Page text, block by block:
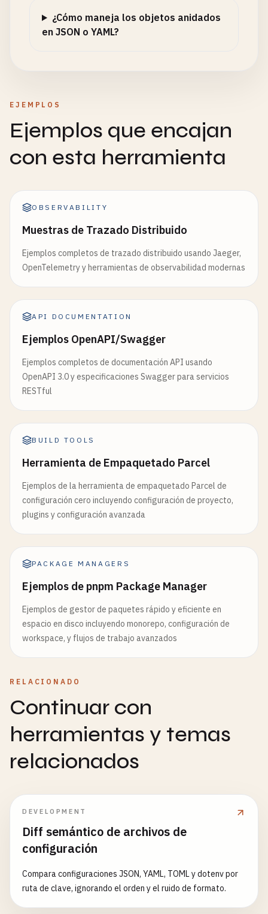
¿Cómo maneja los objetos anidados
en JSON o YAML?
EJEMPLOS
Ejemplos que encajan
con esta herramienta
OBSERVABILITY
Muestras de Trazado Distribuido
Ejemplos completos de trazado distribuido usando Jaeger,
OpenTelemetry y herramientas de observabilidad modernas
API DOCUMENTATION
Ejemplos OpenAPI/Swagger
Ejemplos completos de documentación API usando
OpenAPI 3.0 y especificaciones Swagger para servicios
RESTful
BUILD TOOLS
Herramienta de Empaquetado Parcel
Ejemplos de la herramienta de empaquetado Parcel de
configuración cero incluyendo configuración de proyecto,
plugins y configuración avanzada
PACKAGE MANAGERS
Ejemplos de pnpm Package Manager
Ejemplos de gestor de paquetes rápido y eficiente en
espacio en disco incluyendo monorepo, configuración de
workspace, y flujos de trabajo avanzados
RELACIONADO
Continuar con
herramientas y temas
relacionados
DEVELOPMENT
Diff semántico de archivos de
configuración
Compara configuraciones JSON, YAML, TOML y dotenv por
ruta de clave, ignorando el orden y el ruido de formato.